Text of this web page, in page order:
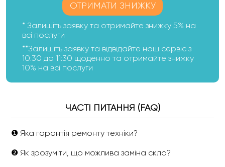
ОТРИМАТИ ЗНИЖКУ
* Залишіть заявку та отримайте знижку 5% на
всі послуги
**Залишіть заявку та відвідайте наш сервіс з
10:30 до 11:30 щоденно та отримайте знижку
10% на всі послуги
ЧАСТІ ПИТАННЯ (FAQ)
❶ Яка гарантія ремонту техніки?
❷ Як зрозуміти, що можлива заміна скла?